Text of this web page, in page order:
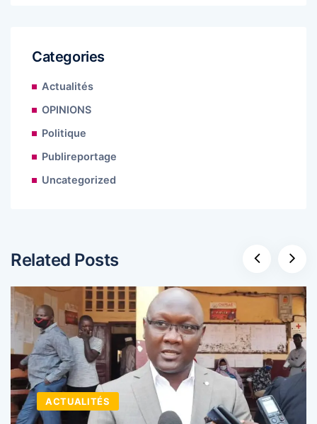
Categories
Actualités
OPINIONS
Politique
Publireportage
Uncategorized
Related Posts
ACTUALITÉS